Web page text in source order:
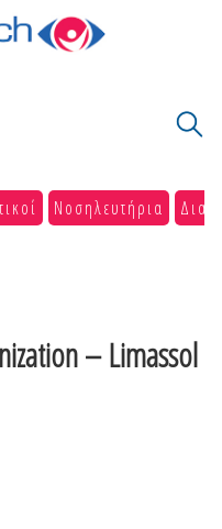
Νοσηλευτήρια
– Limassol